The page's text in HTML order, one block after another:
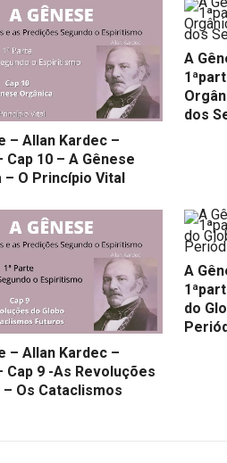
– Allan Kardec –
Cap 10 – A Gênese
– O Princípio Vital
A
dos
– Allan Kardec –
Cap 9 -As Revoluções
– Os Cataclismos
A
do